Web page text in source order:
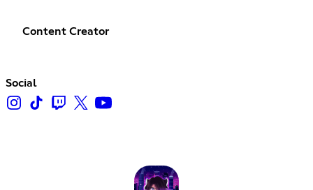
Content Creator
Social